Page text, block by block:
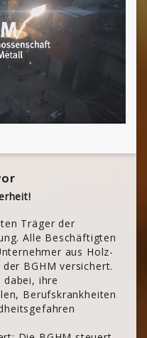
Träger der
Alle Beschäftigten
aus Holz-
BGHM versichert.
ihre
Berufskrankheiten